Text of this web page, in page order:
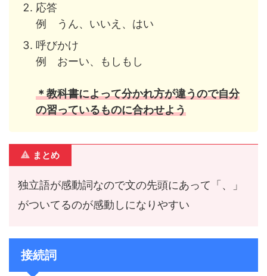
応答
例 うん、いいえ、はい
呼びかけ
例 おーい、もしもし
＊教科書によって分かれ方が違うので自分
の習っているものに合わせよう
まとめ
独立語が感動詞なので文の先頭にあって「、」
がついてるのが感動しになりやすい
接続詞